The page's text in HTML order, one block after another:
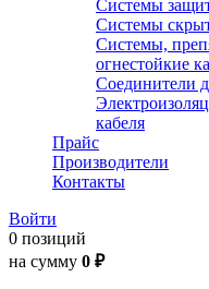
Системы
Системы
Системы,
огнестойкие
Соединители
кабеля
Прайс
Производители
Контакты
Войти
0 позиций
на сумму 0 ₽